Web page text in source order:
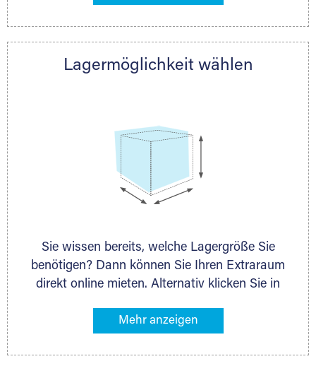
direkt online mieten. Gibt es Extraraum noch
nächstgelegenen Partner und besprechen alles
Lagermöglichkeit wählen
Sie wissen bereits, welche Lagergröße Sie
benötigen? Dann können Sie Ihren Extraraum
direkt online mieten. Alternativ klicken Sie in
Gegenstände an, die Sie einlagern möchten –
ermittelt. Natürlich steht Ihnen Ihr Extraraum